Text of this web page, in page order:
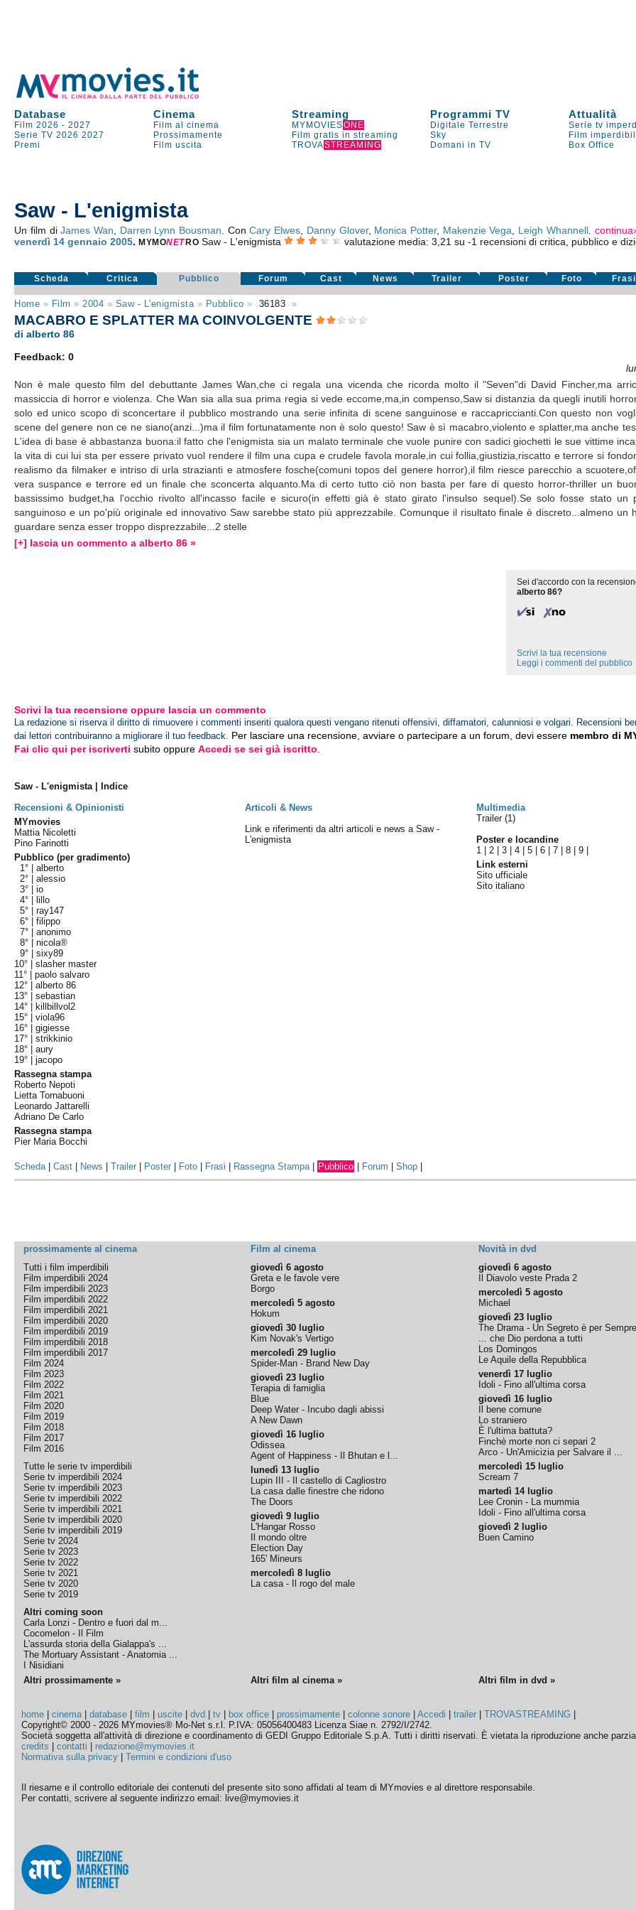
Database Cinema Streaming Programmi TV Attualità
Film 2026 -2027 Film al cinema MYMOVIESONE Digitale Terrestre Serie tv
Serie TV 2026 2027 Prossimamente Film gratis in streaming Sky Film
Premi
Film uscita TROVASTREAMING Domani in TV Box Office
Saw - L'enigmista
Un film diJames Wan Darren Lynn Bousman . ConCary Elwes Danny Glover, Monica Potter, Makenzie Vega Leigh Whannell.
venerdì 14 gennaio 2005.MYMONET RO Saw - L'enigmista valutazione media: 3,21 su -1 recensioni di critica, pubblico e
Scheda Critica Pubblico Forum Cast News Trailer Poster Foto Frasi
Home » Film » 2004 » Saw - L'enigmista» Pubblico » 36183 »
MACABRO E SPLATTER MA COINVOLGENTE
di alberto 86
Feedback: 0
Non è male questo film del debuttante James Wan,che ci regala una vicenda che ricorda molto il "Seven"di David Fincher,ma
massiccia di horror e violenza. Che Wan sia alla sua prima regia si vede eccome,ma,in compenso,Saw si distanzia da quegli inutili
solo ed unico scopo di sconcertare il pubblico mostrando una serie infinita di scene sanguinose e raccapriccianti.Con questo non
scene del genere non ce ne siano(anzi...)ma il film fortunatamente non è solo questo! Saw è sì macabro,violento e splatter,ma anche
L'idea di base è abbastanza buona:il fatto che l'enigmista sia un malato terminale che vuole punire con sadici giochetti le sue vittime
la vita di cui lui sta per essere privato vuol rendere il film una cupa e crudele favola morale,in cui follia,giustizia,riscatto e terrore si
realismo da filmaker e intriso di urla strazianti e atmosfere fosche(comuni topos del genere horror),il film riesce parecchio a
vera suspance e terrore ed un finale che sconcerta alquanto.Ma di certo tutto ciò non basta per fare di questo horror-thriller un
bassissimo budget,ha l'occhio rivolto all'incasso facile e sicuro(in effetti già è stato girato l'insulso sequel).Se solo fosse stato un
sanguinoso e un po'più originale ed innovativo Saw sarebbe stato più apprezzabile. Comunque il risultato finale è discreto...almeno un
guardare senza esser troppo disprezzabile...2 stelle
[+] lascia un commento a alberto 86 »
Sei d'accordo con la
alberto 86?
Scrivi la tua recensione
Leggi i commenti del pubblico
Scrivi la tua recensione oppure lascia un commento
La redazione si riserva il diritto di rimuovere i commenti inseriti qualora questi vengano ritenuti offensivi, diffamatori, calunniosi e volgari. Recensioni
dai lettori contribuiranno a migliorare il tuo feedback. Per lasciare una recensione, avviare o partecipare a un forum, devi essere membro di
Fai clic qui per iscriverti subito oppureAccedi se sei già iscritto
Saw - L'enigmista | Indice
Recensioni & Opinionisti
Articoli & News Multimedia
MYmovies
Mattia Nicoletti
Pino Farinotti
Pubblico (per gradimento)
1° |alberto
2° |alessio
3° |io
4° |
lillo
5° |ray147
6° |filippo
7° |anonimo
8° |nicola®
9° |sixy89
10° |slasher master
11° |paolo salvaro
12° |alberto 86
13° |sebastian
14° |
killbillvol2
15° |viola96
16° |gigiesse
17° |strikkinio
18° |aury
19° |jacopo
Rassegna stampa
Roberto Nepoti
Lietta Tornabuoni
Leonardo Jattarelli
Adriano De Carlo
Rassegna stampa
Pier Maria Bocchi
Link e riferimenti da altri articoli e news a Saw -
L'enigmista
Trailer (1)
Poster e locandine
1 |2 |3 |4 |5 |6 |7 |8 |9
Link esterni
Sito ufficiale
Sito italiano
Scheda|Cast News |Trailer Poster Foto Frasi Rassegna Stampa| Pubblico Forum |Shop
prossimamente al cinema Film al cinema Novità in dvd
Tutti i film imperdibili
Film imperdibili 2024
Film imperdibili 2023
Film imperdibili 2022
Film imperdibili 2021
Film imperdibili 2020
Film imperdibili 2019
Film imperdibili 2018
Film imperdibili 2017
Film 2024
Film 2023
Film 2022
Film 2021
Film 2020
Film 2019
Film 2018
Film 2017
Film 2016
Tutte le serie tv imperdibili
Serie tv imperdibili 2024
Serie tv imperdibili 2023
Serie tv imperdibili 2022
Serie tv imperdibili 2021
Serie tv imperdibili 2020
Serie tv imperdibili 2019
Serie tv 2024
Serie tv 2023
Serie tv 2022
Serie tv 2021
Serie tv 2020
Serie tv 2019
Altri coming soon
Carla Lonzi - Dentro e fuori dal m...
Cocomelon - Il Film
L'assurda storia della Gialappa's ...
The Mortuary Assistant - Anatomia ...
I Nisidiani
giovedì 6 agosto
Greta e le favole vere
Borgo
mercoledì 5 agosto
Hokum
giovedì 30 luglio
Kim Novak's Vertigo
mercoledì 29 luglio
Spider-Man - Brand New Day
giovedì 23 luglio
Terapia di famiglia
Blue
Deep Water - Incubo dagli abissi
A New Dawn
giovedì 16 luglio
Odissea
Agent of Happiness - Il Bhutan e l...
lunedì 13 luglio
Lupin III - Il castello di Cagliostro
La casa dalle finestre che ridono
The Doors
giovedì 9 luglio
L'Hangar Rosso
Il mondo oltre
Election Day
165' Mineurs
mercoledì 8 luglio
La casa - Il rogo del male
giovedì 6 agosto
Il Diavolo veste Prada 2
mercoledì 5 agosto
Michael
giovedì 23 luglio
The Drama - Un Segreto è per Sempre
... che Dio perdona a tutti
Los Domingos
Le Aquile della Repubblica
venerdì 17 luglio
Idoli - Fino all'ultima corsa
giovedì 16 luglio
Il bene comune
Lo straniero
È l'ultima battuta?
Finchè morte non ci separi 2
Arco - Un'Amicizia per Salvare il ...
mercoledì 15 luglio
Scream 7
martedì 14 luglio
Lee Cronin - La mummia
Idoli - Fino all'ultima corsa
giovedì 2 luglio
Buen Camino
Altri prossimamente » Altri film al cinema » Altri film in dvd »
home |cinema|database |film |uscite |dvd |tv box office prossimamente |colonne sonore |Accedi |trailer |TROVASTREAMING
Copyright© 2000 - 2026 MYmovies® Mo-Net s.r.l. P.IVA: 05056400483 Licenza Siae n. 2792/I/2742.
Società soggetta all'attività di direzione e coordinamento di GEDI Gruppo Editoriale S.p.A. Tutti i diritti riservati. È vietata la riproduzione anche
credits |contatti
redazione@mymovies.it
Normativa sulla privacy |Termini e condizioni d'uso
Il riesame e il controllo editoriale dei contenuti del presente sito sono affidati al team di MYmovies e al direttore responsabile.
Per contatti, scrivere al seguente indirizzo email: live@mymovies.it